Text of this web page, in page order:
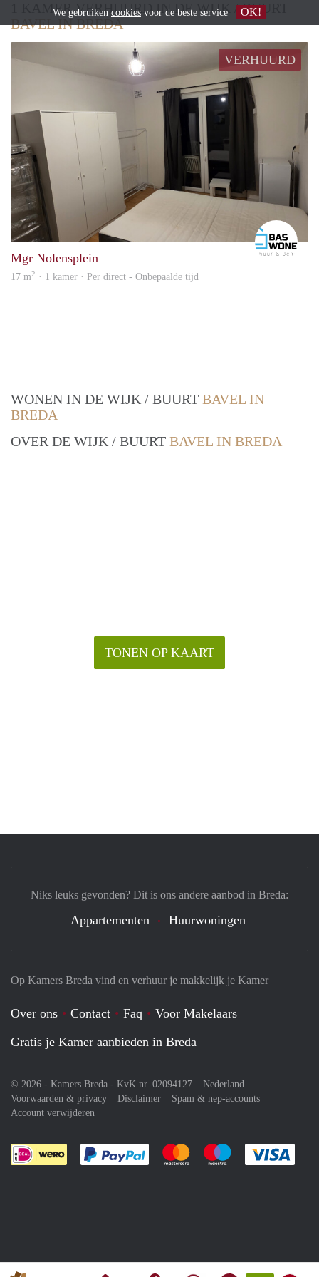
1 KAMER VERHUURD IN DE WIJK / BUURT
BAVEL IN BREDA
VERHUURD
Mgr Nolensplein
17 m2 · 1 kamer · Per direct - Onbepaalde tijd
WONEN IN DE WIJK / BUURT BAVEL IN
BREDA
OVER DE WIJK / BUURT BAVEL IN BREDA
TONEN OP KAART
Op Kamers Breda vind en verhuur je makkelijk je Kamer
Over ons Contact Faq
Voor Makelaars
Gratis je Kamer aanbieden in Breda
© 2026 - Kamers Breda - KvK nr. 02094127 – Nederland
Voorwaarden & privacy
Disclaimer
Spam & nep-accounts
Account verwijderen
Je rekent gemakkelijk af met Paypal
Je rekent gemakkelijk af met
Je rekent
Niks leuks gevonden? Dit is ons andere aanbod in Breda:
Appartementen Huurwoningen
We gebruiken cookies voor de beste service OK!